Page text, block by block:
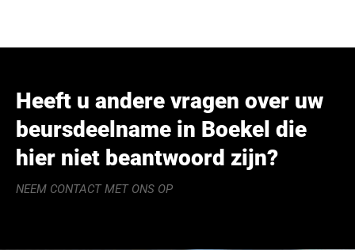
Heeft u andere vragen over uw
beursdeelname in Boekel die
hier niet beantwoord zijn?
NEEM CONTACT MET ONS OP